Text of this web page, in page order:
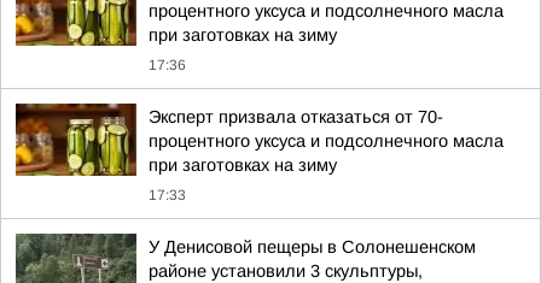
процентного уксуса и подсолнечного масла
при заготовках на зиму
17:36
Эксперт призвала отказаться от 70-
процентного уксуса и подсолнечного масла
при заготовках на зиму
17:33
У Денисовой пещеры в Солонешенском
районе установили 3 скульптуры,